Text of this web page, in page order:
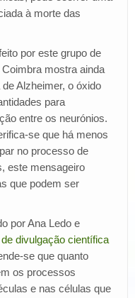
à morte das
por este grupo de
mostra ainda
Alzheimer, o óxido
para
entre os neurónios.
se que há menos
no processo de
este mensageiro
que podem ser
por Ana Ledo e
divulgação científica
se que quanto
os processos
e nas células que